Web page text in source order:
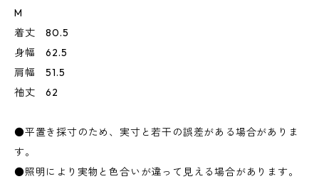
M
着丈 80.5
身幅 62.5
肩幅 51.5
袖丈 62
●平置き採寸のため、実寸と若干の誤差がある場合がありま
す。
●照明により実物と色合いが違って見える場合があります。